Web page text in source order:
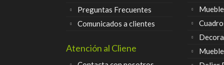
Preguntas Frecuentes
Comunicados a clientes
Atención al Cliene